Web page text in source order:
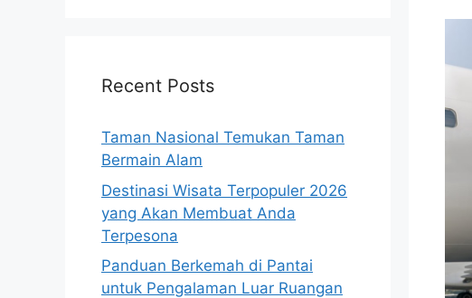
Recent Posts
Taman Nasional Temukan Taman
Bermain Alam
Destinasi Wisata Terpopuler 2026
yang Akan Membuat Anda
Terpesona
Panduan Berkemah di Pantai
untuk Pengalaman Luar Ruangan